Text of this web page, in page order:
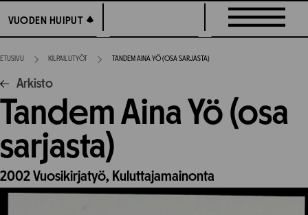
suoraan
sisältöön
VUODEN HUIPUT
VUODEN HUIPUT
ETUSIVU KILPAILUTYÖT TANDEM AINA YÖ (OSA SARJASTA)
Arkisto
Tandem Aina Yö (osa
sarjasta)
2002Vuosikirjatyö, Kuluttajamainonta